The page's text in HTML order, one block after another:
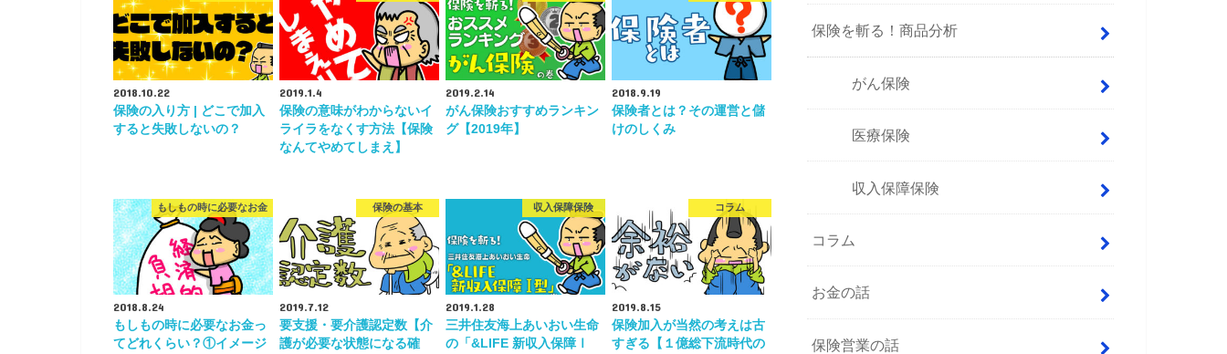
2018.10.22
保険の入り方 | どこで加入
すると失敗しないの？
2019.1.4
保険の意味がわからないイ
ライラをなくす方法【保険
なんてやめてしまえ】
2019.2.14
がん保険おすすめランキン
グ【2019年】
2018.9.19
保険者とは？その運営と儲
けのしくみ
もしもの時に必要なお金
2018.8.24
もしもの時に必要なお金っ
てどれくらい？①イメージ
保険の基本
2019.7.12
要支援・要介護認定数【介
護が必要な状態になる確
収入保障保険
2019.1.28
三井住友海上あいおい生命
の「&LIFE 新収入保障Ⅰ
コラム
2019.8.15
保険加入が当然の考えは古
すぎる【１億総下流時代の
保険を斬る！商品分析
がん保険
医療保険
収入保障保険
コラム
お金の話
保険営業の話